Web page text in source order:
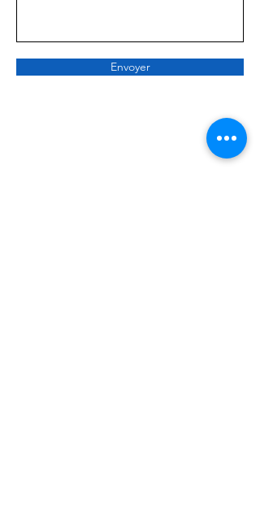
Envoyer